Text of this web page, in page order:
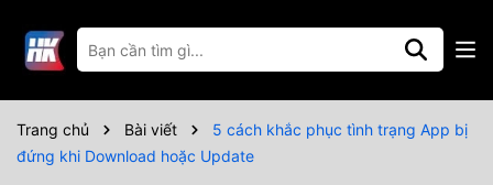
Trang chủ Bài viết
5 cách khắc phục tình trạng App bị
đứng khi Download hoặc Update